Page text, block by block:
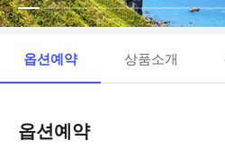
옵션예약 상품소개
옵션예약